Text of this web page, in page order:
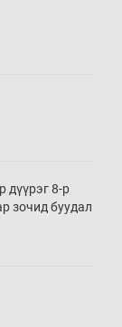
дүүрэг 8-р
зочид буудал